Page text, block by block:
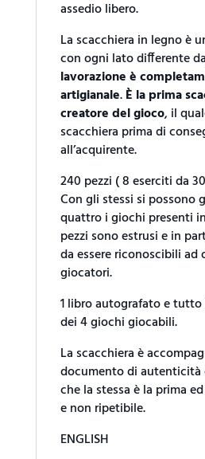
assedio libero.
La scacchiera in legno è
con ogni lato differente
lavorazione è
artigianale.È la prima
creatore del gioco, il
scacchiera prima di
all’acquirente.
240 pezzi ( 8 eserciti da
Con gli stessi si possono
quattro i giochi presenti
pezzi sono estrusi e in
da essere riconoscibili ad
giocatori.
1 libro autografato e
dei 4 giochi giocabili.
La scacchiera è
documento di autenticità
che la stessa è la prima
e non ripetibile.
ENGLISH